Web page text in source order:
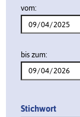
vom:
bis zum:
Stichwort